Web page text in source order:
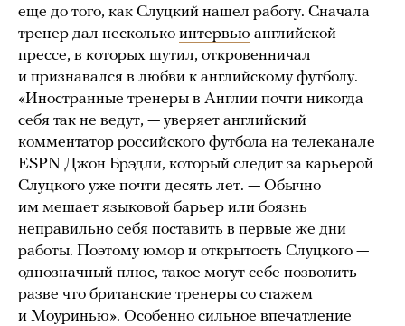
еще до того, как Слуцкий нашел работу. Сначала
тренер дал несколько интервью английской
прессе, в которых шутил, откровенничал
и признавался в любви к английскому футболу.
«Иностранные тренеры в Англии почти никогда
себя так не ведут, — уверяет английский
комментатор российского футбола на телеканале
ESPN Джон Брэдли, который следит за карьерой
Слуцкого уже почти десять лет. — Обычно
им мешает языковой барьер или боязнь
неправильно себя поставить в первые же дни
работы. Поэтому юмор и открытость Слуцкого —
однозначный плюс, такое могут себе позволить
разве что британские тренеры со стажем
и Моуринью». Особенно сильное впечатление